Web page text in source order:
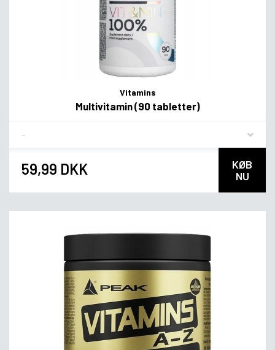
Vitamins
Multivitamin (90 tabletter)
59,99 DKK
KØB
NU